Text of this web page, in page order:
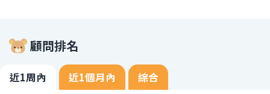
顧問排名
近1周內 近1個月內 綜合